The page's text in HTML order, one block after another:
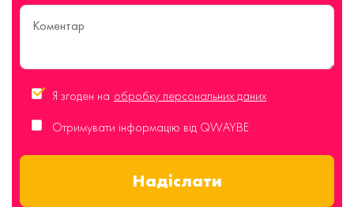
Я згоден на обробку персональних даних
Отримувати інформацію від QWAYBE
Надіслати